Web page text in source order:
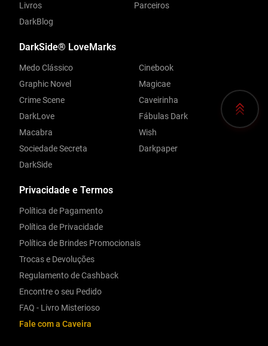
Privacidade e Termos
Política de Pagamento
Política de Privacidade
Política de Brindes Promocionais
Trocas e Devoluções
Regulamento de Cashback
Encontre o seu Pedido
FAQ - Livro Misterioso
Fale com a Caveira
Livros
DarkBlog
Parceiros
DarkSide® LoveMarks
Medo Clássico
Graphic Novel
Crime Scene
DarkLove
Macabra
Sociedade Secreta
DarkSide
Cinebook
Magicae
Caveirinha
Fábulas Dark
Wish
Darkpaper